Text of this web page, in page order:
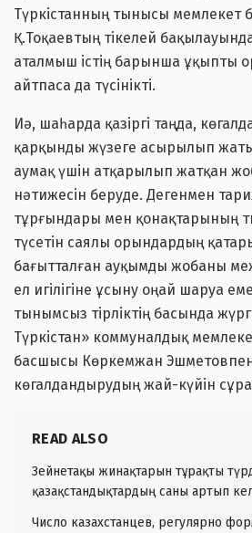
Түркістанның тынысы мемлекет
Қ.Тоқаевтың тікелей
аталмыш істің барынша ұқыпты
айтпаса да түсінікті.
Иә, шаһарда қазіргі таңда,
қарқынды жүзеге асырылып
аумақ үшін атқарылып жатқан
нәтижесін беруде. Дегенмен
тұрғындары мен қонақтарының
түсетін саялы орындардың
бағытталған ауқымды жобаны
ел игілігіне ұсыну оңай шаруа
тынымсыз тірліктің басында
Түркістан» коммуналдық
басшысы Көркемжан
көгалдандырудың жай-күйін
READ ALSO
Зейнетақы жинақтарын тұрақты
қазақстандықтардың саны артып
Число казахстанцев, регулярно